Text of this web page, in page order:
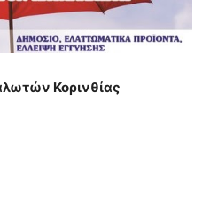
Κορινθίας